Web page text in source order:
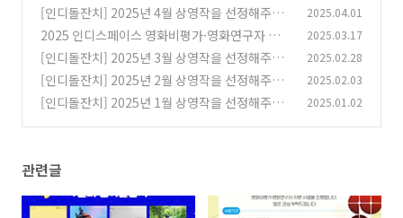
[인디돌잔치] 2025년 4월 상영작을 선정해주세
요 (0)
2025.04.01
2025 인디스페이스 영화비평가·영화연구자 지
원 사업 (0)
2025.03.17
[인디돌잔치] 2025년 3월 상영작을 선정해주세
요
(0)
2025.02.28
[인디돌잔치] 2025년 2월 상영작을 선정해주세
요
(0)
2025.02.03
[인디돌잔치] 2025년 1월 상영작을 선정해주세
2025.01.02
관련글